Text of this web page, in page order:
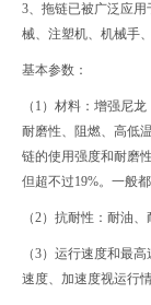
3、拖链已被广泛应
械、注塑机、机械手
基本参数：
（1）材料：增强尼
耐磨性、阻燃、高低
链的使用强度和耐磨
但超不过19%。一般
（2）抗耐性：耐油
（3）运行速度和最
速度、加速度视运行